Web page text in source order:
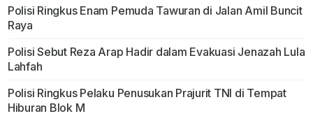
Polisi Ringkus Enam Pemuda Tawuran di Jalan Amil Buncit
Raya
Polisi Sebut Reza Arap Hadir dalam Evakuasi Jenazah Lula
Lahfah
Polisi Ringkus Pelaku Penusukan Prajurit TNI di Tempat
Hiburan Blok M